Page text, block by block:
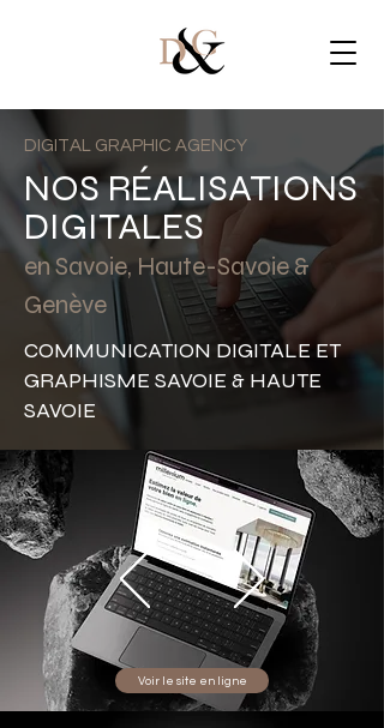
DIGITAL GRAPHIC AGENCY
NOS RÉALISATIONS
DIGITALES
en Savoie, Haute-Savoie &
Genève
COMMUNICATION DIGITALE ET
GRAPHISME SAVOIE & HAUTE
SAVOIE
Voir le site en ligne